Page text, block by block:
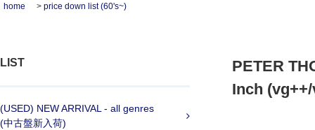
home
> price down list (60's~)
LIST
(USED) NEW ARRIVAL - all genres
(中古盤新入荷)
PETER
Inch